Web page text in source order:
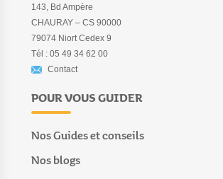
143, Bd Ampère
CHAURAY – CS 90000
79074 Niort Cedex 9
Tél : 05 49 34 62 00
Contact
POUR VOUS GUIDER
Nos Guides et conseils
Nos blogs